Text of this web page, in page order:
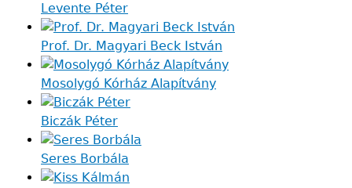
Levente Péter
Prof. Dr. Magyari Beck István
Mosolygó Kórház Alapítvány
Biczák Péter
Seres Borbála